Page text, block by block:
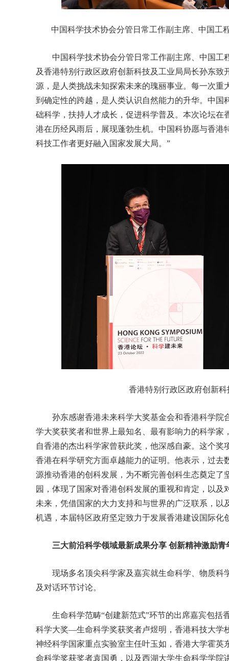
中国科学技术协会分管日常工作副主席、中国工
中国科学技术协会分管日常工作副主席、中国工
及香港特别行政区政府创新科技及工业局局长孙东
源，是人类挑战未知探索未来的瑰丽事业。每一次
到确定性的跨越，是人类认识自然能力的升华。中
础科学，扶持人才成长，促进科学普及。本次论坛在
港在历经风雨后，展现蓬勃生机。中国科协愿与香
科技工作者更好融入国家发展大局。”
香港特别行政区政府创新
孙东感谢香港未来科学大奖基金会和香港科学院
学大奖获奖者和世界上最知名、最有影响力的科学
自香港的杰出科学家曾获此奖，他深感自豪。这个
香港在科学研究方面卓越能力的证明。他表示，过
源推动香港的创科发展，为不断完善创科生态奠定了
园，体现了国家对香港创科发展的重视和肯定，以
未来，凭借国家的大力支持和与世界的广泛联系，以
机遇，本届特区政府坚定致力于发展香港建设国际化
三大前沿科学领域最新成果分享 创新精神激励青
现场多名顶尖科学家及嘉宾就生命科学、物质科
及对话环节讨论。
生命科学范畴“创建新范式”环节的出席嘉宾包括
科学大奖—生命科学奖获奖者卢煜明，香港科技大学
神经科学国家重点实验室主任叶玉如，香港大学霍
命科学奖获奖者袁国勇，以及西湖大学生命科学学院